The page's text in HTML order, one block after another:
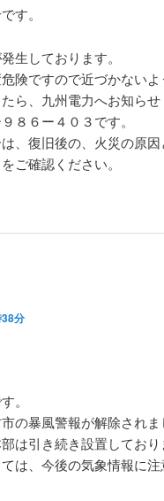
す。
生しております。
険ですので近づかないよ
ら、九州電力へお知らせ
８６ー４０３です。
、復旧後の、火災の原
ご確認ください。
分
。
の暴風警報が解除されま
は引き続き設置しており
は、今後の気象情報に